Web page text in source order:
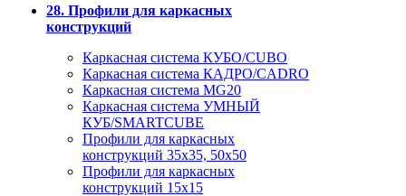
28. Профили для каркасных
конструкций
Каркасная система КУБО/CUBO
Каркасная система КАДРО/CADRO
Каркасная система MG20
Каркасная система УМНЫЙ
КУБ/SMARTCUBE
Профили для каркасных
конструкций 35x35, 50x50
Профили для каркасных
конструкций 15х15